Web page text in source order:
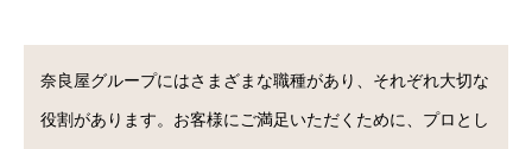
奈良屋グループにはさまざまな職種があり、それぞれ大切な
役割があります。お客様にご満足いただくために、プロとし